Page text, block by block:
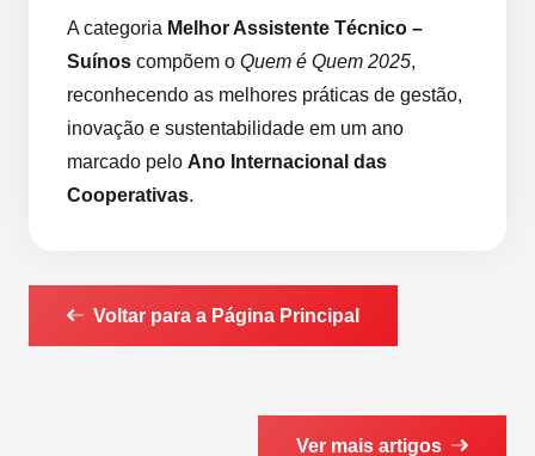
A categoria Melhor Assistente Técnico –
Suínos compõem o Quem é Quem 2025,
reconhecendo as melhores práticas de gestão,
inovação e sustentabilidade em um ano
marcado pelo Ano Internacional das
Cooperativas.
Voltar para a Página Principal
Ver mais artigos